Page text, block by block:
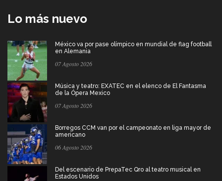
Lo más nuevo
México va por pase olímpico en mundial de flag football
en Alemania
07 Agosto 2026
Música y teatro: EXATEC en el elenco de El Fantasma
de la Ópera Mexico
07 Agosto 2026
Borregos CCM van por el campeonato en liga mayor de
americano
06 Agosto 2026
Del escenario de PrepaTec Qro al teatro musical en
Estados Unidos